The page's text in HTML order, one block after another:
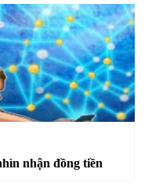
nhận đồng tiền